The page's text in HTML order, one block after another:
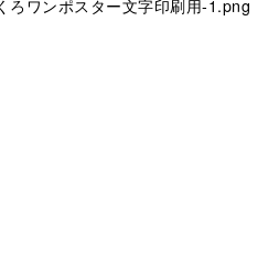
ワンポスター文字印刷用-1.png